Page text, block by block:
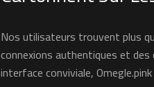
Nos utilisateurs trouvent plus
connexions authentiques et
interface conviviale,